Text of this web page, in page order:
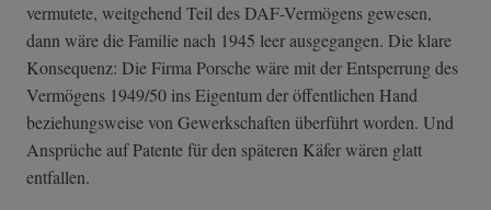
vermutete, weitgehend Teil des DAF-Vermögens gewesen,
dann wäre die Familie nach 1945 leer ausgegangen. Die klare
Konsequenz: Die Firma Porsche wäre mit der Entsperrung des
Vermögens 1949/50 ins Eigentum der öffentlichen Hand
beziehungsweise von Gewerkschaften überführt worden. Und
Ansprüche auf Patente für den späteren Käfer wären glatt
entfallen.